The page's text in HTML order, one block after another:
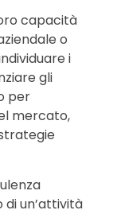
capacità
o
i
gli
per
mercato,
un’attività